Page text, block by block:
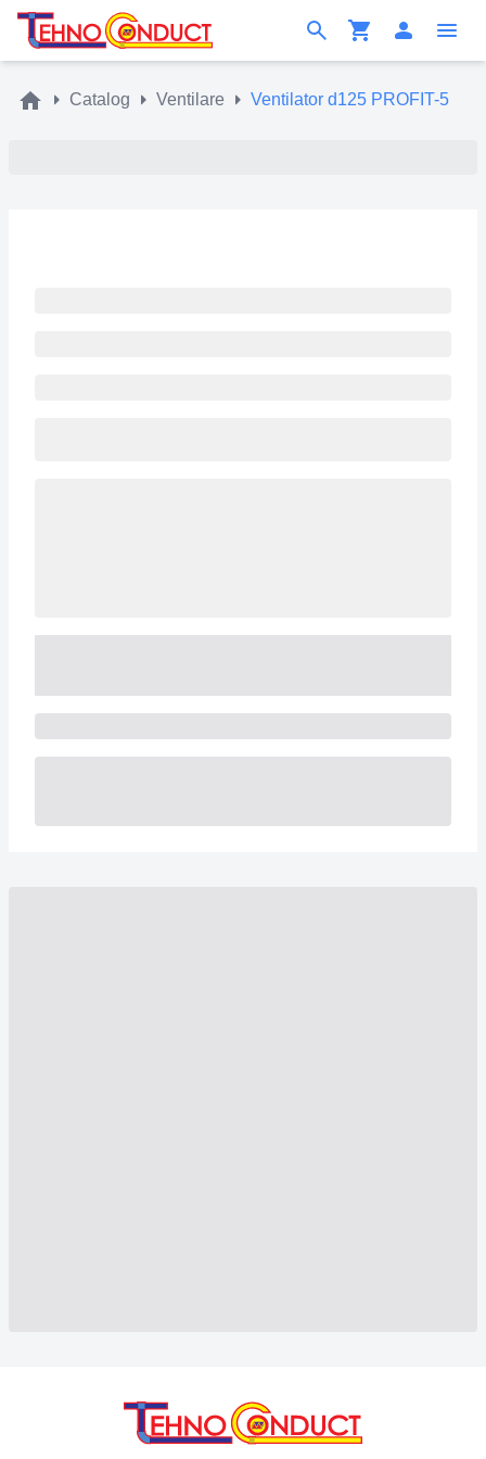
Catalog Ventilare Ventilator d125 PROFIT-5